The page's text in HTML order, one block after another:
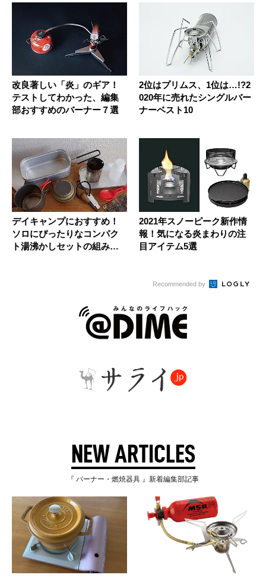
改良著しい「炎」のギア！
テストしてわかった、編集
部おすすめのバーナー７選
2位はプリムス、1位は…!?2
020年に売れたシングルバー
ナーベスト10
デイキャンプにおすすめ！
ソロにぴったりなコンパク
ト湯沸かしセットの組み方
2021年スノーピーク新作情
報！気になる炎まわりの注
目アイテム5選
Recommended by
NEW ARTICLES
『 バーナー・燃焼器具 』新着編集部記事